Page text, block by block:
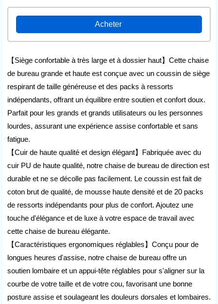
Acheter
【Siège confortable à très large et à dossier haut】Cette chaise
de bureau grande et haute est conçue avec un coussin de siège
respirant de taille généreuse et des packs à ressorts
indépendants, offrant un équilibre entre soutien et confort doux.
Parfait pour les grands et grands utilisateurs ou les personnes
lourdes, assurant une expérience assise confortable et sans
fatigue.
【Cuir de haute qualité et design élégant】Fabriquée avec du
cuir PU de haute qualité, notre chaise de bureau de direction est
durable et ne se décolle pas facilement. Le coussin est fait de
coton brut de qualité, de mousse haute densité et de 20 packs
de ressorts indépendants pour plus de confort. Ajoutez une
touche d'élégance et de luxe à votre espace de travail avec
cette chaise de bureau élégante.
【Caractéristiques ergonomiques réglables】Conçu pour de
longues heures d'assise, notre chaise de bureau offre un
soutien lombaire et un appui-tête réglables pour s'aligner sur la
courbe de votre taille et de votre cou, favorisant une bonne
posture assise et soulageant les douleurs dorsales et lombaires.